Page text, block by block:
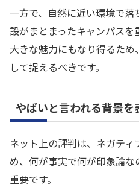
一方で、自然に近い環境で
設がまとまったキャンパス
大きな魅力にもなり得るた
して捉えるべきです。
やばいと言われる背景を
ネット上の評判は、ネガテ
め、何が事実で何が印象論
重要です。